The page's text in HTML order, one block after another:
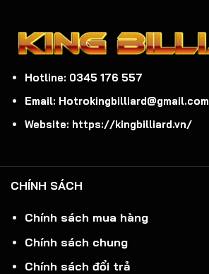
Hotline: 0345 176 557
Email: Hotrokingbilliard@gmail.com
Website: https://kingbilliard.vn/
CHÍNH SÁCH
Chính sách mua hàng
Chính sách chung
Chính sách đổi trả